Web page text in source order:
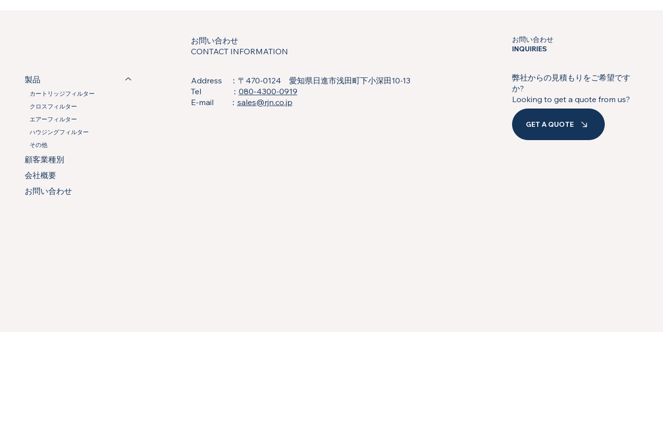
お問い合わせ
INQUIRIES
弊社からの見積もりをご希望です
か?
Looking to get a quote from us?
GET A QUOTE
お問い合わせ
CONTACT INFORMATION
Address ：〒470-0124 愛知県日進市浅田町下小深田10-13
Tel ： 080-4300-0919
E-mail ： sales@rjn.co.jp
製品
カートリッジフィルター
クロスフィルター
エアーフィルター
ハウジングフィルター
その他
顧客業種別
会社概要
お問い合わせ